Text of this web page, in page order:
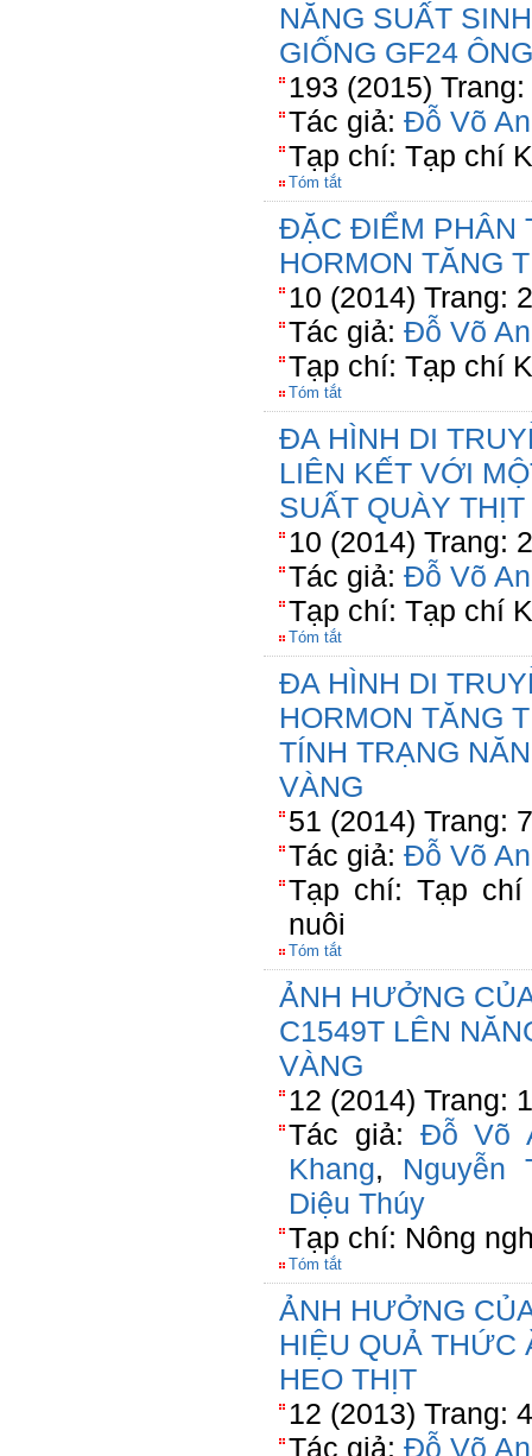
NĂNG SUẤT
GIỐNG GF24
193 (2015)
Tác giả: Đỗ Võ
Tạp chí: Tạp chí
Tóm tắt
ĐẶC ĐIỂM PHÂN
HORMON TĂNG
10 (2014) Trang:
Tác giả: Đỗ Võ
Tạp chí: Tạp chí
Tóm tắt
ĐA HÌNH DI
LIÊN KẾT VỚI
SUẤT QUÀY
10 (2014) Trang:
Tác giả: Đỗ Võ
Tạp chí: Tạp chí
Tóm tắt
ĐA HÌNH DI
HORMON TĂNG
TÍNH TRẠNG
VÀNG
51 (2014) Trang:
Tác giả: Đỗ Võ
Tạp chí: Tạp chí
nuôi
Tóm tắt
ẢNH HƯỞNG
C1549T LÊN
VÀNG
12 (2014) Trang:
Tác giả: Đỗ Võ
Khang, Nguyễn
Diệu Thúy
Tạp chí: Nông
Tóm tắt
ẢNH HƯỞNG
HIỆU QUẢ THỨC
HEO THỊT
12 (2013) Trang:
Tác giả: Đỗ Võ